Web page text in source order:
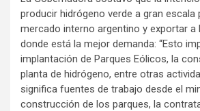
producir hidrógeno verde a gran escala
mercado interno argentino y exportar a
donde está la mejor demanda: “Esto
implantación de Parques Eólicos, la
planta de hidrógeno, entre otras
significa fuentes de trabajo desde el
construcción de los parques, la